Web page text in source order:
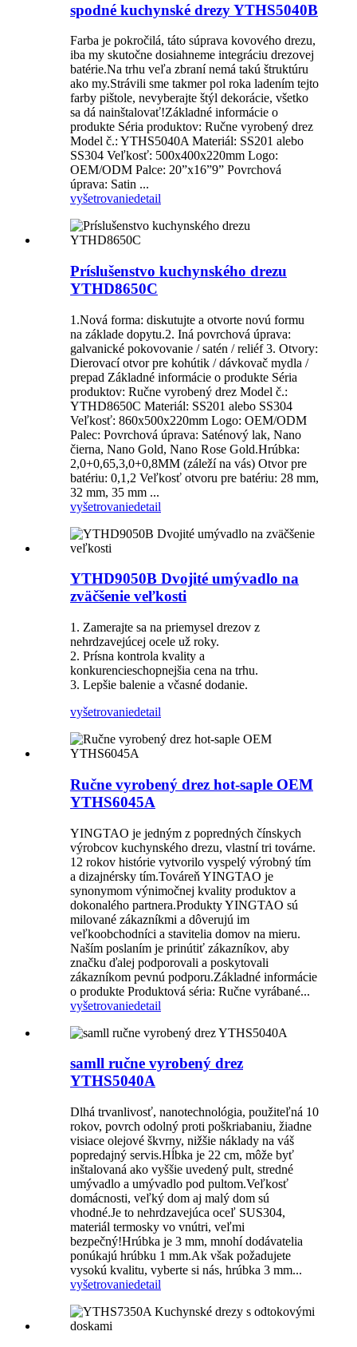
spodné kuchynské drezy YTHS5040B
Farba je pokročilá, táto súprava kovového drezu,
iba my skutočne dosiahneme integráciu drezovej
batérie.Na trhu veľa zbraní nemá takú štruktúru
ako my.Strávili sme takmer pol roka ladením tejto
farby pištole, nevyberajte štýl dekorácie, všetko
sa dá nainštalovať!Základné informácie o
produkte Séria produktov: Ručne vyrobený drez
Model č.: YTHS5040A Materiál: SS201 alebo
SS304 Veľkosť: 500x400x220mm Logo:
OEM/ODM Palce: 20”x16”9” Povrchová
úprava: Satin ...
vyšetrovaniedetail
Príslušenstvo kuchynského drezu
YTHD8650C
1.Nová forma: diskutujte a otvorte novú formu
na základe dopytu.2. Iná povrchová úprava:
galvanické pokovovanie / satén / reliéf 3. Otvory:
Dierovací otvor pre kohútik / dávkovač mydla /
prepad Základné informácie o produkte Séria
produktov: Ručne vyrobený drez Model č.:
YTHD8650C Materiál: SS201 alebo SS304
Veľkosť: 860x500x220mm Logo: OEM/ODM
Palec: Povrchová úprava: Saténový lak, Nano
čierna, Nano Gold, Nano Rose Gold.Hrúbka:
2,0+0,65,3,0+0,8MM (záleží na vás) Otvor pre
batériu: 0,1,2 Veľkosť otvoru pre batériu: 28 mm,
32 mm, 35 mm ...
vyšetrovaniedetail
YTHD9050B Dvojité umývadlo na
zväčšenie veľkosti
1. Zamerajte sa na priemysel drezov z
nehrdzavejúcej ocele už roky.
2. Prísna kontrola kvality a
konkurencieschopnejšia cena na trhu.
3. Lepšie balenie a včasné dodanie.
vyšetrovaniedetail
Ručne vyrobený drez hot-saple OEM
YTHS6045A
YINGTAO je jedným z popredných čínskych
výrobcov kuchynského drezu, vlastní tri továrne.
12 rokov histórie vytvorilo vyspelý výrobný tím
a dizajnérsky tím.Továreň YINGTAO je
synonymom výnimočnej kvality produktov a
dokonalého partnera.Produkty YINGTAO sú
milované zákazníkmi a dôverujú im
veľkoobchodníci a stavitelia domov na mieru.
Naším poslaním je prinútiť zákazníkov, aby
značku ďalej podporovali a poskytovali
zákazníkom pevnú podporu.Základné informácie
o produkte Produktová séria: Ručne vyrábané...
vyšetrovaniedetail
samll ručne vyrobený drez
YTHS5040A
Dlhá trvanlivosť, nanotechnológia, použiteľná 10
rokov, povrch odolný proti poškriabaniu, žiadne
visiace olejové škvrny, nižšie náklady na váš
popredajný servis.Hĺbka je 22 cm, môže byť
inštalovaná ako vyššie uvedený pult, stredné
umývadlo a umývadlo pod pultom.Veľkosť
domácnosti, veľký dom aj malý dom sú
vhodné.Je to nehrdzavejúca oceľ SUS304,
materiál termosky vo vnútri, veľmi
bezpečný!Hrúbka je 3 mm, mnohí dodávatelia
ponúkajú hrúbku 1 mm.Ak však požadujete
vysokú kvalitu, vyberte si nás, hrúbka 3 mm...
vyšetrovaniedetail